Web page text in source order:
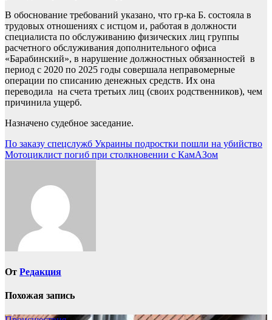
В обоснование требований указано, что гр-ка Б. состояла в
трудовых отношениях с истцом и, работая в должности
специалиста по обслуживанию физических лиц группы
расчетного обслуживания дополнительного офиса
«Барабинский», в нарушение должностных обязанностей в
период с 2020 по 2025 годы совершала неправомерные
операции по списанию денежных средств. Их она
переводила на счета третьих лиц (своих родственников), чем
причинила ущерб.
Назначено судебное заседание.
Навигация
по
По заказу спецслужб Украины подростки пошли на убийство
Мотоциклист погиб при столкновении с КамАЗом
От Редакция
Похожая запись